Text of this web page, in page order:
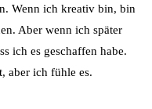
Wenn ich kreativ bin, bin
Aber wenn ich später
ich es geschaffen habe.
aber ich fühle es.